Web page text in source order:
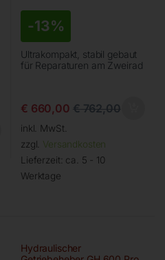
-13%
Ultrakompakt, stabil gebaut
für Reparaturen am Zweirad
€ 660,00 €762,00
inkl. MwSt.
zzgl. Versandkosten
Lieferzeit: ca. 5 - 10
Werktage
Hydraulischer